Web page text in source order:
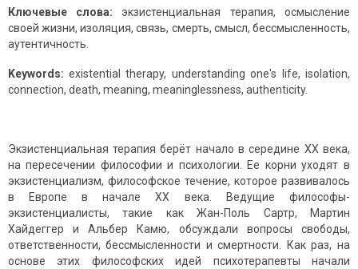
Ключевые слова: экзистенциальная терапия, осмысление
своей жизни, изоляция, связь, смерть, смысл, бессмысленность,
аутентичность.
Keywords: existential therapy, understanding one's life, isolation,
connection, death, meaning, meaninglessness, authenticity.
Экзистенциальная терапия берёт начало в середине XX века,
на пересечении философии и психологии. Ее корни уходят в
экзистенциализм, философское течение, которое развивалось
в Европе в начале XX века. Ведущие философы-
экзистенциалисты, такие как Жан-Поль Сартр, Мартин
Хайдеггер и Альбер Камю, обсуждали вопросы свободы,
ответственности, бессмысленности и смертности. Как раз, на
основе этих философских идей психотерапевты начали